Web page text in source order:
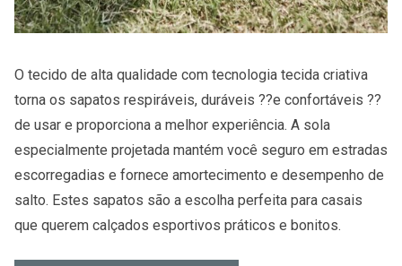
O tecido de alta qualidade com tecnologia tecida criativa
torna os sapatos respiráveis, duráveis ??e confortáveis ??
de usar e proporciona a melhor experiência. A sola
especialmente projetada mantém você seguro em estradas
escorregadias e fornece amortecimento e desempenho de
salto. Estes sapatos são a escolha perfeita para casais
que querem calçados esportivos práticos e bonitos.